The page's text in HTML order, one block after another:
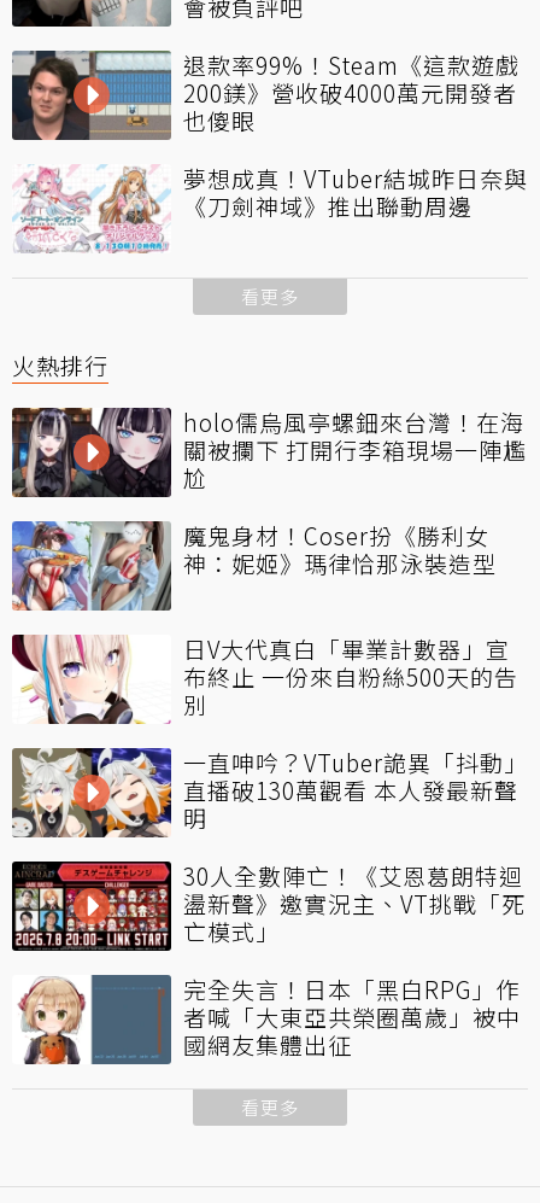
退款率99%！Steam《這款遊戲
200鎂》營收破4000萬元開發者
也傻眼
夢想成真！VTuber結城昨日奈與
《刀劍神域》推出聯動周邊
看更多
火熱排行
holo儒烏風亭螺鈿來台灣！在海
關被攔下 打開行李箱現場一陣尷
尬
魔鬼身材！Coser扮《勝利女
神：妮姬》瑪律恰那泳裝造型
日V大代真白「畢業計數器」宣
布終止 一份來自粉絲500天的告
別
一直呻吟？VTuber詭異「抖動」
直播破130萬觀看 本人發最新聲
明
30人全數陣亡！《艾恩葛朗特迴
盪新聲》邀實況主、VT挑戰「死
亡模式」
完全失言！日本「黑白RPG」作
者喊「大東亞共榮圈萬歲」被中
國網友集體出征
看更多